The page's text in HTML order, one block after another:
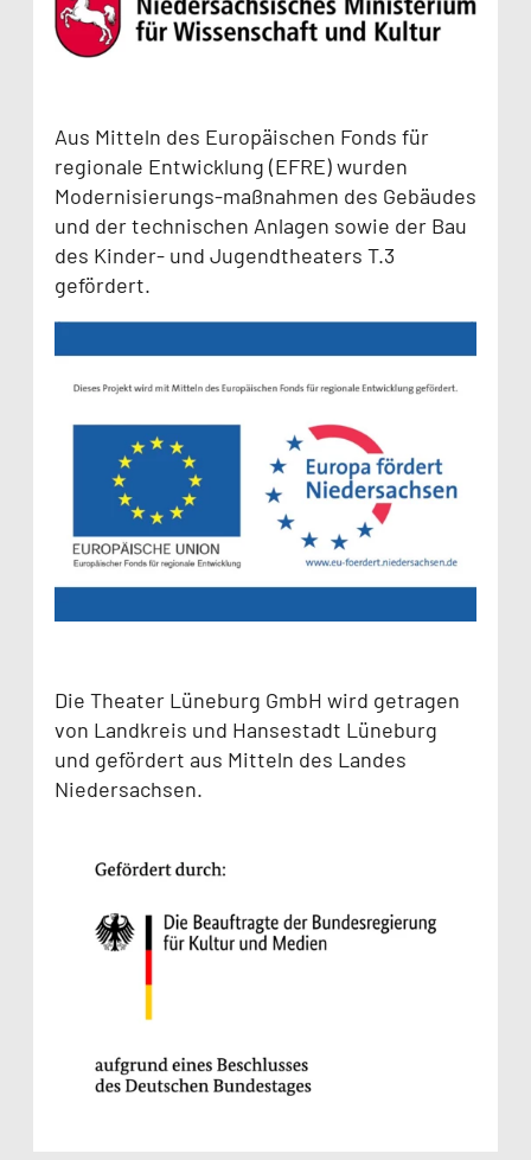
Aus Mitteln des Europäischen Fonds für
regionale Entwicklung (EFRE) wurden
Modernisierungs-maßnahmen des Gebäudes
und der technischen Anlagen sowie der Bau
des Kinder- und Jugendtheaters T.3
gefördert.
Die Theater Lüneburg GmbH wird getragen
von Landkreis und Hansestadt Lüneburg
und gefördert aus Mitteln des Landes
Niedersachsen.